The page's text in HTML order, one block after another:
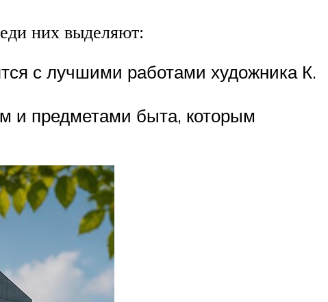
них выделяют:
с лучшими работами художника К.
и предметами быта, которым